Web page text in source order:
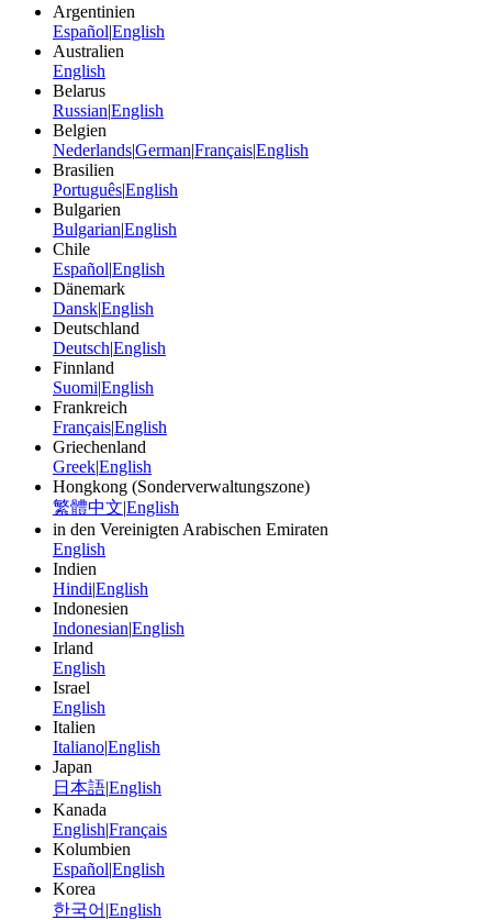
Argentinien
Español|English
Australien
English
Belarus
Russian|English
Belgien
Nederlands|German|Français|English
Brasilien
Português|English
Bulgarien
Bulgarian|English
Chile
Español|English
Dänemark
Dansk|English
Deutschland
Deutsch|English
Finnland
Suomi|English
Frankreich
Français|English
Griechenland
Greek|English
Hongkong (Sonderverwaltungszone)
繁體中文|English
in den Vereinigten Arabischen Emiraten
English
Indien
Hindi|English
Indonesien
Indonesian|English
Irland
English
Israel
English
Italien
Italiano|English
Japan
日本語|English
Kanada
English|Français
Kolumbien
Español|English
Korea
한국어 |English